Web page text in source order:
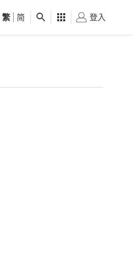
觀點 健康 好食玩飛
繁 简 登入